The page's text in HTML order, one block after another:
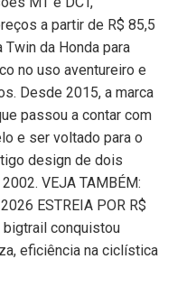
a partir de R$ 85,5
da Honda para
no uso aventureiro e
Desde 2015, a marca
passou a contar com
e ser voltado para o
design de dois
VEJA TAMBÉM:
ESTREIA POR R$
bigtrail conquistou
eficiência na ciclística